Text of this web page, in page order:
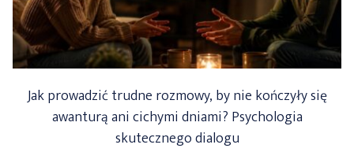
Jak prowadzić trudne rozmowy, by nie kończyły się
awanturą ani cichymi dniami? Psychologia
skutecznego dialogu